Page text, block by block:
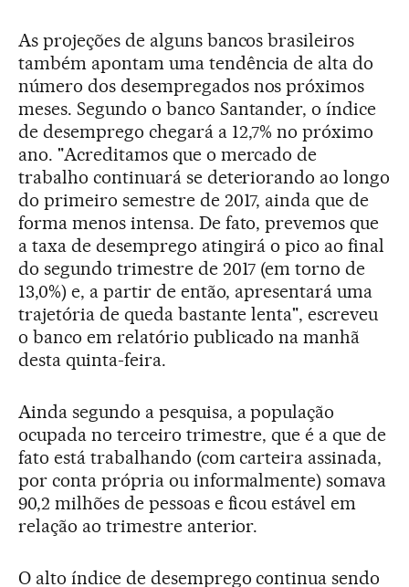
As projeções de alguns bancos brasileiros
também apontam uma tendência de alta do
número dos desempregados nos próximos
meses. Segundo o banco Santander, o índice
de desemprego chegará a 12,7% no próximo
ano. "Acreditamos que o mercado de
trabalho continuará se deteriorando ao longo
do primeiro semestre de 2017, ainda que de
forma menos intensa. De fato, prevemos que
a taxa de desemprego atingirá o pico ao final
do segundo trimestre de 2017 (em torno de
13,0%) e, a partir de então, apresentará uma
trajetória de queda bastante lenta", escreveu
o banco em relatório publicado na manhã
desta quinta-feira.
Ainda segundo a pesquisa, a população
ocupada no terceiro trimestre, que é a que de
fato está trabalhando (com carteira assinada,
por conta própria ou informalmente) somava
90,2 milhões de pessoas e ficou estável em
relação ao trimestre anterior.
O alto índice de desemprego continua sendo